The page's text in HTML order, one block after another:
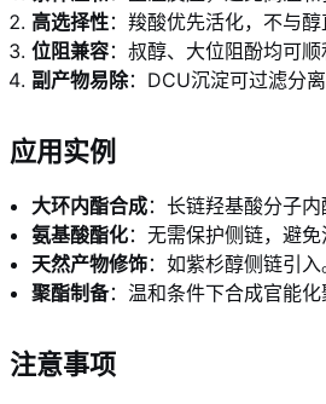
高选择性：羧酸优先活化，不与醇
位阻兼容：叔醇、大位阻酚均可顺
副产物易除：DCU沉淀可过滤分离
应用实例
大环内酯合成：长链羟基酸分子内
氨基酸酯化：无需保护侧链，避免
天然产物修饰：如紫杉醇侧链引入
聚酯制备：温和条件下合成官能化
注意事项